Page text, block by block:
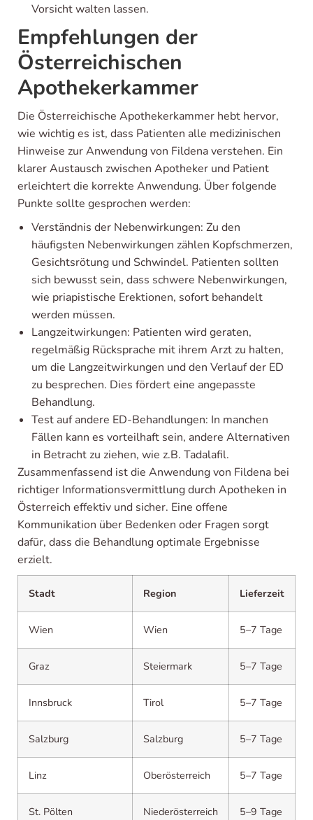
Vorsicht walten lassen.
Empfehlungen der
Österreichischen
Apothekerkammer
Die Österreichische Apothekerkammer hebt hervor,
wie wichtig es ist, dass Patienten alle medizinischen
Hinweise zur Anwendung von Fildena verstehen. Ein
klarer Austausch zwischen Apotheker und Patient
erleichtert die korrekte Anwendung. Über folgende
Punkte sollte gesprochen werden:
Verständnis der Nebenwirkungen: Zu den
häufigsten Nebenwirkungen zählen Kopfschmerzen,
Gesichtsrötung und Schwindel. Patienten sollten
sich bewusst sein, dass schwere Nebenwirkungen,
wie priapistische Erektionen, sofort behandelt
werden müssen.
Langzeitwirkungen: Patienten wird geraten,
regelmäßig Rücksprache mit ihrem Arzt zu halten,
um die Langzeitwirkungen und den Verlauf der ED
zu besprechen. Dies fördert eine angepasste
Behandlung.
Test auf andere ED-Behandlungen: In manchen
Fällen kann es vorteilhaft sein, andere Alternativen
in Betracht zu ziehen, wie z.B. Tadalafil.
Zusammenfassend ist die Anwendung von Fildena bei
richtiger Informationsvermittlung durch Apotheken in
Österreich effektiv und sicher. Eine offene
Kommunikation über Bedenken oder Fragen sorgt
dafür, dass die Behandlung optimale Ergebnisse
erzielt.
Stadt Region Lieferzeit
Wien Wien 5–7 Tage
Graz Steiermark 5–7 Tage
Innsbruck Tirol 5–7 Tage
Salzburg Salzburg 5–7 Tage
Linz Oberösterreich 5–7 Tage
St. Pölten Niederösterreich 5–9 Tage